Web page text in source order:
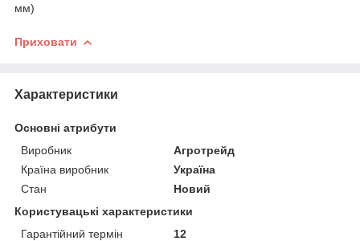
мм)
Приховати
Характеристики
Основні атрибути
Виробник
Агротрейд
Країна виробник
Україна
Стан
Новий
Користувацькі характеристики
Гарантійний термін
12